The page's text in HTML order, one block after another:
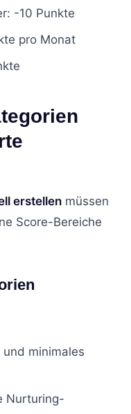
-10 Punkte
pro Monat
erstellen müssen
Score-Bereiche
minimales
Nurturing-